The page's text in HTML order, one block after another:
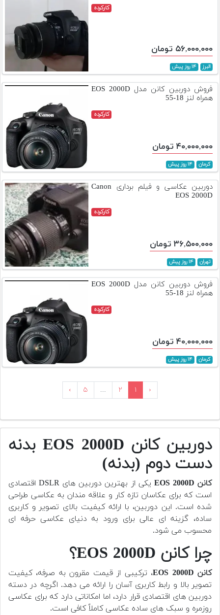
کارکرده
۵۶,۰۰۰,۰۰۰ تومان
البرز ۱۴ روز پیش
فروش دوربین کانن مدل EOS 2000D
همراه لنز 18-55
کارکرده
۴۰,۰۰۰,۰۰۰ تومان
کرمان ۱۴ روز پیش
دوربین عکاسی و فیلم برداری Canon
EOS 2000D
کارکرده
۳۶,۵۰۰,۰۰۰ تومان
تهران ۱۴ روز پیش
فروش دوربین کانن مدل EOS 2000D
همراه لنز 18-55
کارکرده
۴۰,۰۰۰,۰۰۰ تومان
کرمان ۱۴ روز پیش
‹ ۱ ۲ ... ۵ ›
دوربین کانن EOS 2000D بدنه
دست دوم (بدنه)
کانن EOS 2000D
یکی از بهترین دوربین های DSLR اقتصادی
است که برای عکاسان تازه کار و علاقه مندان به عکاسی طراحی
شده است. این دوربین، با ارائه کیفیت بالای تصویر و کاربری
ساده، گزینه ای عالی برای ورود به دنیای عکاسی حرفه ای
محسوب می شود.
چرا کانن EOS 2000D؟
کانن EOS 2000D
، ترکیبی از قیمت مقرون به صرفه، کیفیت
تصویر بالا و رابط کاربری آسان را ارائه می دهد. اگرچه در دسته
دوربین های اقتصادی قرار دارد، اما امکاناتی دارد که برای عکاسی
روزمره و سبک های ساده عکاسی کاملاً کافی است.